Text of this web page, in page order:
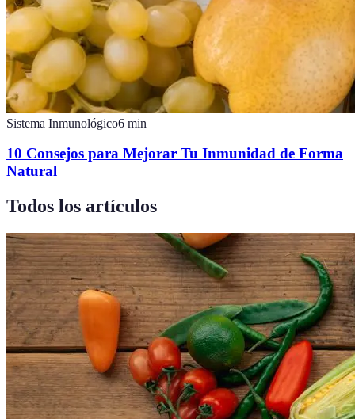
Sistema Inmunológico6 min
10 Consejos para Mejorar Tu Inmunidad de Forma
Natural
Todos los artículos